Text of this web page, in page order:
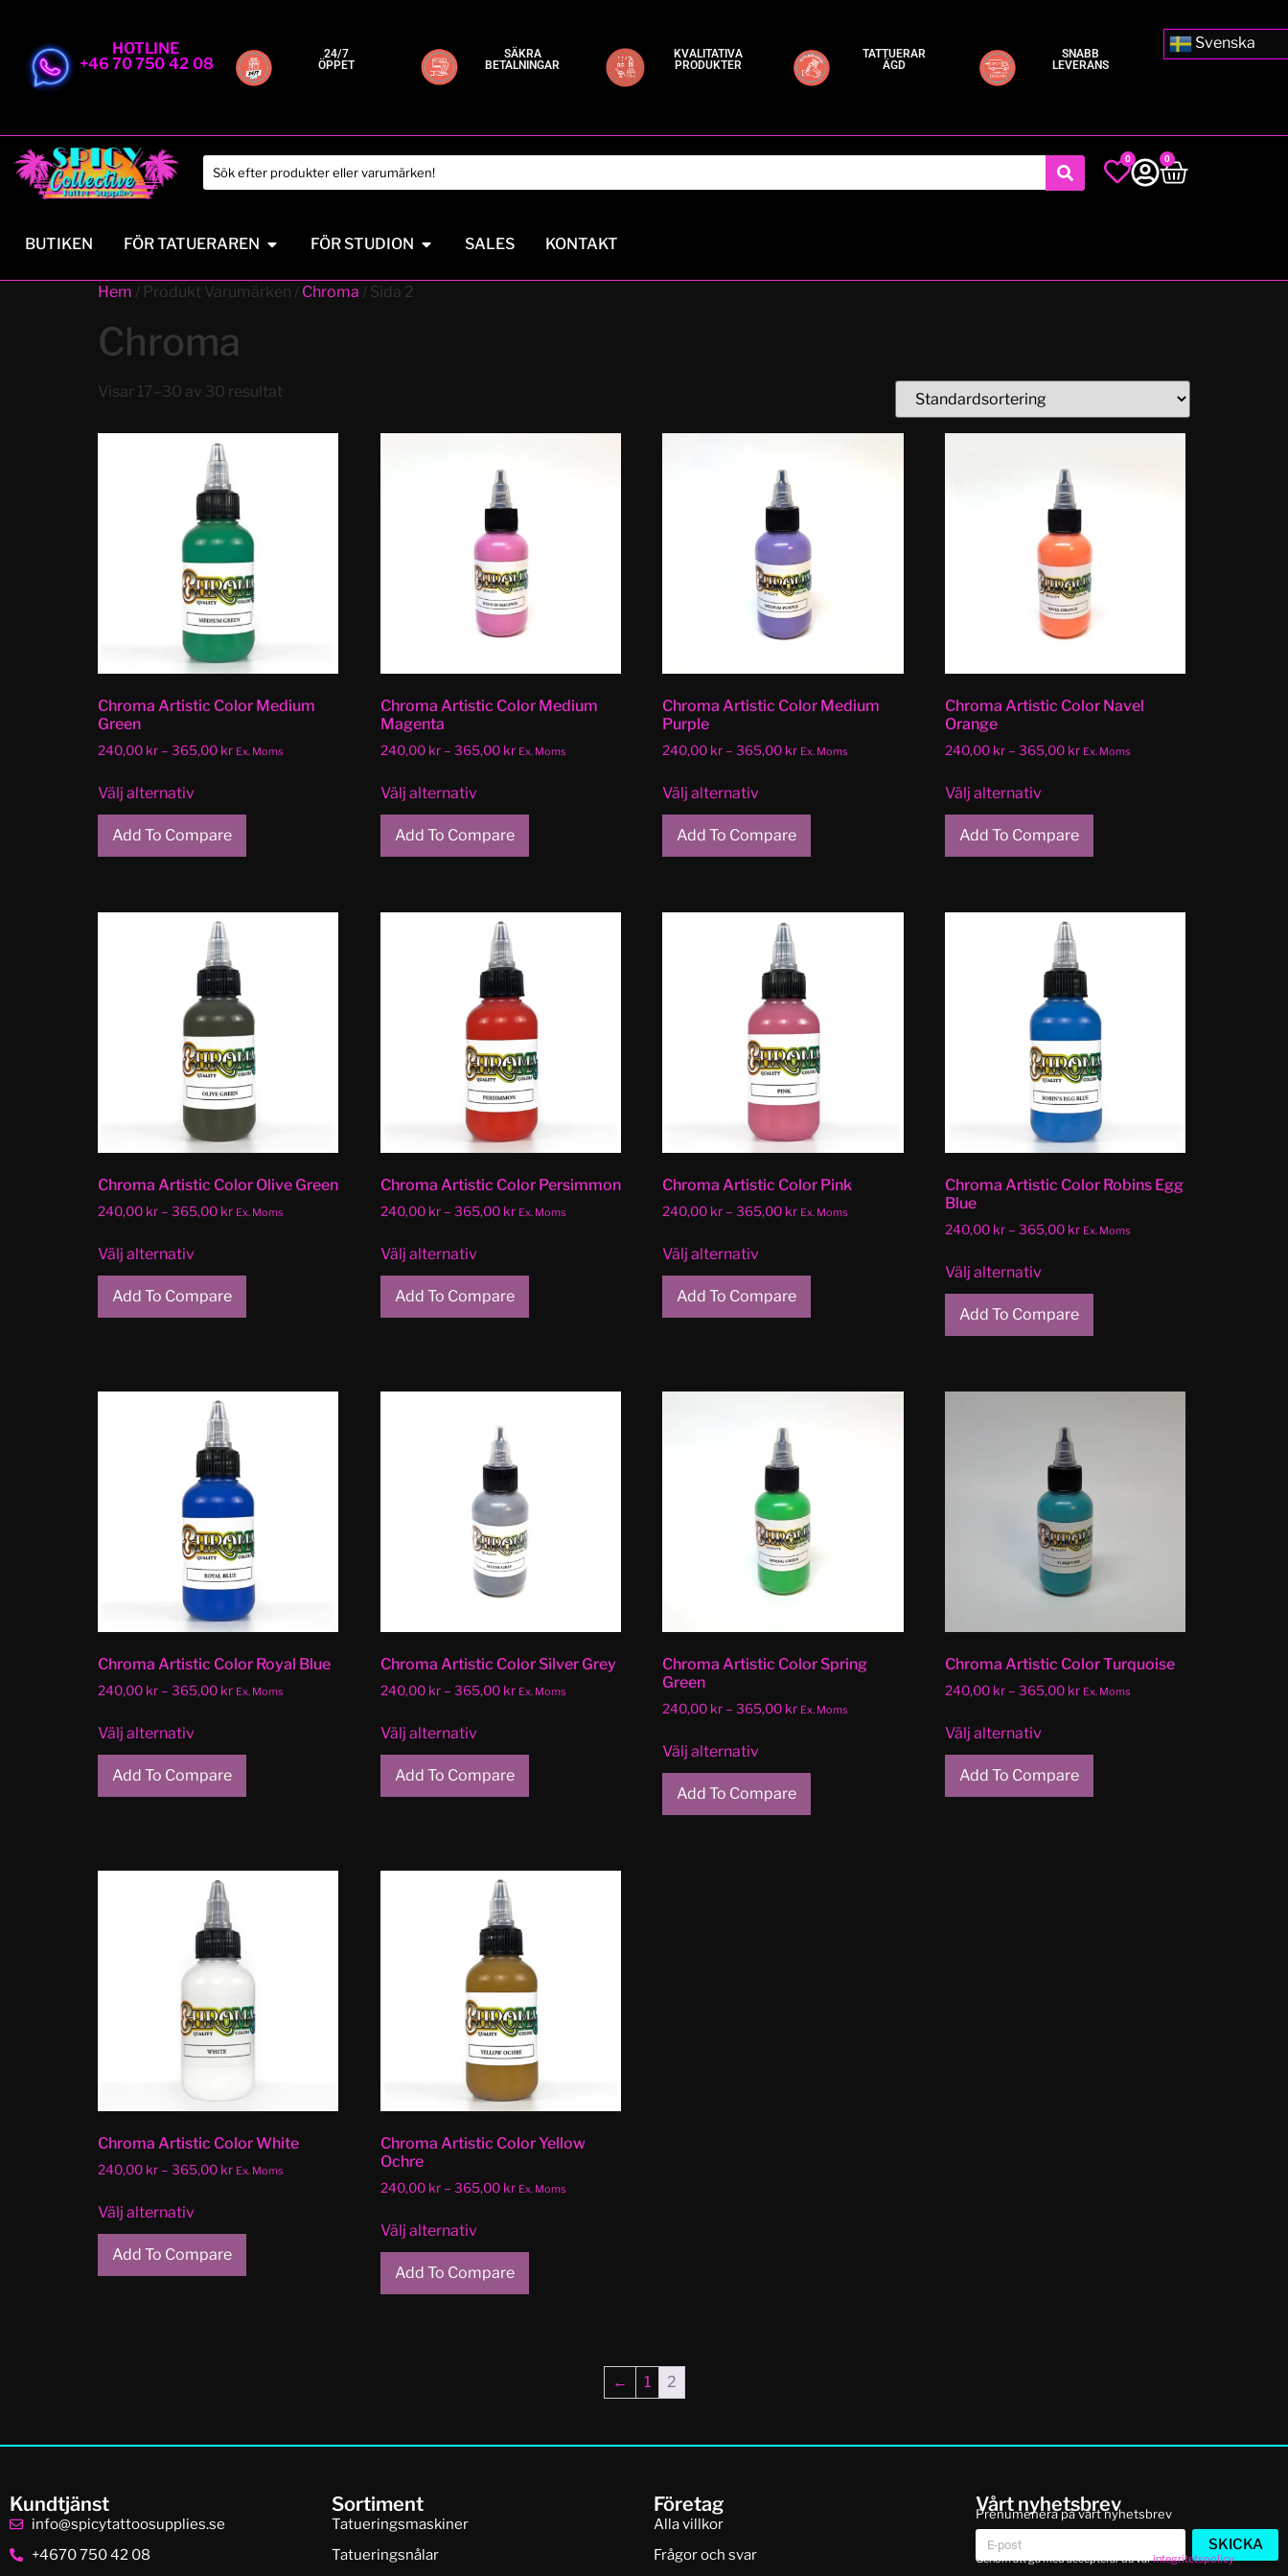
HOTLINE
+46 70 750 42 08
24/7
ÖPPET
SÄKRA
BETALNINGAR
KVALITATIVA
PRODUKTER
TATTUERAR
ÄGD
SNABB
LEVERANS
Svenska
0 0
BUTIKEN FÖR TATUERAREN FÖR STUDION SALES KONTAKT
Hem / Produkt Varumärken / Chroma / Sida 2
Chroma
Visar 17–30 av 30 resultat
Chroma Artistic Color Medium
Green
240,00 kr– 365,00 kr Ex. Moms
Välj alternativ
Add To Compare
Chroma Artistic Color Medium
Magenta
240,00 kr – 365,00 kr Ex. Moms
Välj alternativ
Add To Compare
Chroma Artistic Color Medium
Purple
240,00 kr – 365,00 kr Ex. Moms
Välj alternativ
Add To Compare
Chroma Artistic Color Navel
Orange
240,00 kr– 365,00 kr Ex. Moms
Välj alternativ
Add To Compare
Chroma Artistic Color Olive Green
240,00 kr– 365,00 kr Ex. Moms
Välj alternativ
Add To Compare
Chroma Artistic Color Persimmon
240,00 kr – 365,00 kr Ex. Moms
Välj alternativ
Add To Compare
Chroma Artistic Color Pink
240,00 kr – 365,00 kr Ex. Moms
Välj alternativ
Add To Compare
Chroma Artistic Color Robins Egg
Blue
240,00 kr– 365,00 kr Ex. Moms
Välj alternativ
Add To Compare
Chroma Artistic Color Royal Blue
240,00 kr– 365,00 kr Ex. Moms
Välj alternativ
Add To Compare
Chroma Artistic Color Silver Grey
240,00 kr – 365,00 kr Ex. Moms
Välj alternativ
Add To Compare
Chroma Artistic Color Spring
Green
240,00 kr – 365,00 kr Ex. Moms
Välj alternativ
Add To Compare
Chroma Artistic Color Turquoise
240,00 kr– 365,00 kr Ex. Moms
Välj alternativ
Add To Compare
Chroma Artistic Color White
240,00 kr– 365,00 kr Ex. Moms
Välj alternativ
Add To Compare
Chroma Artistic Color Yellow
Ochre
240,00 kr – 365,00 kr Ex. Moms
Välj alternativ
Add To Compare
← 1 2
Kundtjänst
info@spicytattoosupplies.se
+4670 750 42 08
Sortiment
Tatueringsmaskiner
Tatueringsnålar
Företag
Alla villkor
Frågor och svar
Vårt nyhetsbrev
Prenumenera på vårt nyhetsbrev
SKICKA
Genom att gå med accepterar du vårintegritetspolicy